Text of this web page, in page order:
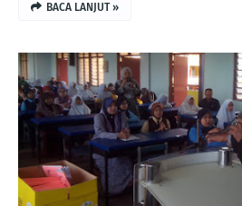
BACA LANJUT »